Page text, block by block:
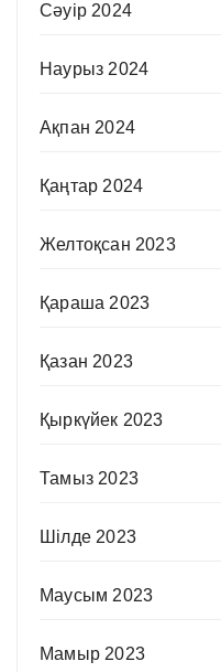
Сәуір 2024
Наурыз 2024
Ақпан 2024
Қаңтар 2024
Желтоқсан 2023
Қараша 2023
Қазан 2023
Қыркүйек 2023
Тамыз 2023
Шілде 2023
Маусым 2023
Мамыр 2023